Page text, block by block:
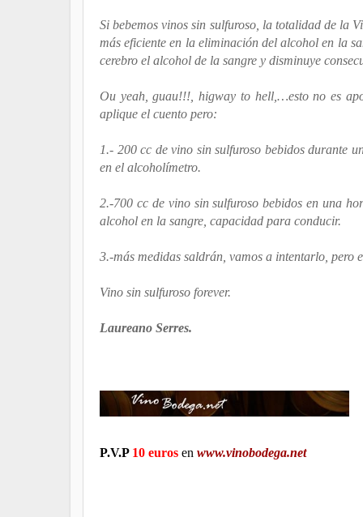
Si bebemos vinos sin sulfuroso, la totalidad de la
más eficiente en la eliminación del alcohol en la
cerebro el alcohol de la sangre y disminuye
Ou yeah, guau!!!, higway to hell,…esto no es
aplique el cuento pero:
1.- 200 cc de vino sin sulfuroso bebidos durante
en el alcoholímetro.
2.-700 cc de vino sin sulfuroso bebidos en una
alcohol en la sangre, capacidad para conducir.
3.-más medidas saldrán, vamos a intentarlo, pero
Vino sin sulfuroso forever.
Laureano Serres.
P.V.P10 euros en www.vinobodega.net